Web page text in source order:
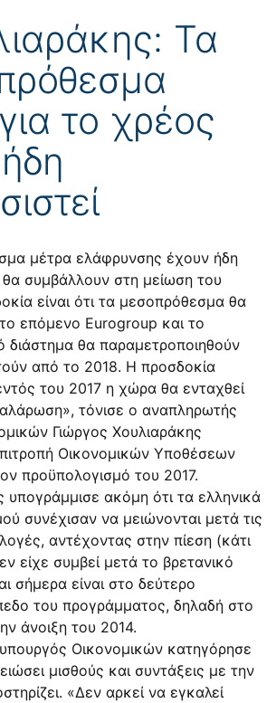
Τα
το χρέος
μέτρα ελάφρυνσης έχουν ήδη
θα συμβάλλουν στη μείωση του
είναι ότι τα μεσοπρόθεσμα θα
επόμενο Eurogroup και το
διάστημα θα παραμετροποιηθούν
από το 2018. Η προσδοκία
του 2017 η χώρα θα ενταχθεί
τόνισε ο αναπληρωτής
Γιώργος Χουλιαράκης
Οικονομικών Υποθέσεων
προϋπολογισμό του 2017.
υπογράμμισε ακόμη ότι τα ελληνικά
συνέχισαν να μειώνονται μετά τις
αντέχοντας στην πίεση (κάτι
είχε συμβεί μετά το βρετανικό
σήμερα είναι στο δεύτερο
του προγράμματος, δηλαδή στο
άνοιξη του 2014.
Οικονομικών κατηγόρησε
μισθούς και συντάξεις με την
«Δεν αρκεί να εγκαλεί